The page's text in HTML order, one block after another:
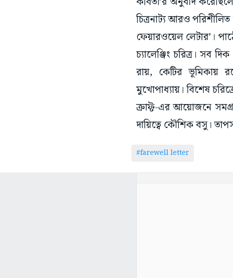
চিত্রনাট্য আরও
ফেয়ারওয়েল লেটার’।
চ্যালেঞ্জিং চরিত্র। সব
রায়, কেটির ভূমিকায়
মুখোপাধ্যায়। বিশেষ
ক্রাফ্ট-এর আয়োজনে সমগ্র
দায়িত্বে কৌশিক বসু।
#farewell letter